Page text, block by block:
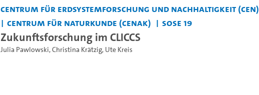
Centrum für Erdsystemforschung und Nachhaltigkeit (CEN)
Centrum für Naturkunde (CeNak)
SoSe 19
Zukunftsforschung im CLICCS
Julia Pawlowski,Christina Krätzig, Ute Kreis